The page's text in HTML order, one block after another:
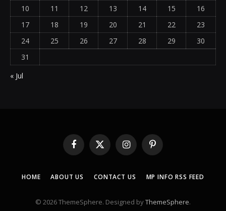
10
11 12 13 14 15
16
17
18 19 20 21 22
23
24
25 26 27 28 29
30
31
« Jul
Facebook
X
(Twitter)
InstagramPinterest
HOME ABOUT US CONTACT US MP INFO RSS FEED
© 2026 ThemeSphere. Designed byThemeSphere.